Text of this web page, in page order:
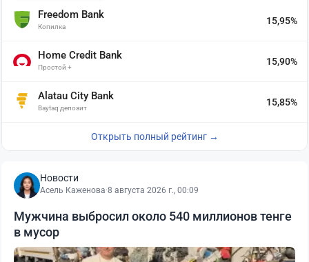
Freedom Bank
Копилка
15,95%
Home Credit Bank
Простой +
15,90%
Alatau City Bank
Baytaq депозит
15,85%
Открыть полный рейтинг →
Новости
Асель Каженова·8 августа 2026 г., 00:09
Мужчина выбросил около 540 миллионов тенге
в мусор